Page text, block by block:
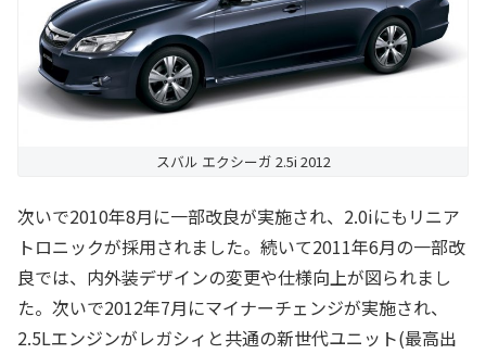
スバル エクシーガ 2.5i 2012
次いで2010年8月に一部改良が実施され、2.0iにもリニア
トロニックが採用されました。続いて2011年6月の一部改
良では、内外装デザインの変更や仕様向上が図られまし
た。次いで2012年7月にマイナーチェンジが実施され、
2.5Lエンジンがレガシィと共通の新世代ユニット(最高出